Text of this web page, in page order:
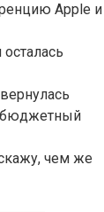
Apple и
чем же